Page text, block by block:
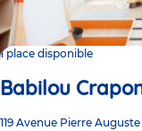
1 place disponible
Babilou
Adresse
119 Avenue Pierre